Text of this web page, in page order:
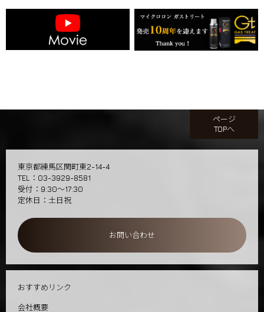
ページ
TOPへ
東京都練馬区関町東2-14-4
TEL：03-3929-8581
受付：9:30～17:30
定休日：土日祝
お問い合わせ
おすすめリンク
会社概要